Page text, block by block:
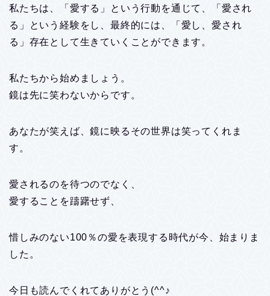
私たちは、「愛する」という行動を通じて、「愛され
る」という経験をし、最終的には、「愛し、愛され
る」存在として生きていくことができます。
私たちから始めましょう。
鏡は先に笑わないからです。
あなたが笑えば、鏡に映るその世界は笑ってくれま
す。
愛されるのを待つのでなく、
愛することを躊躇せず、
惜しみのない100％の愛を表現する時代が今、始まりま
した。
今日も読んでくれてありがとう(^^♪